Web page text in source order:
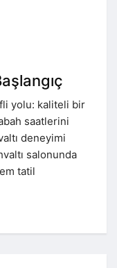
yolu: kaliteli bir
saatlerini
deneyimi
salonunda
tatil